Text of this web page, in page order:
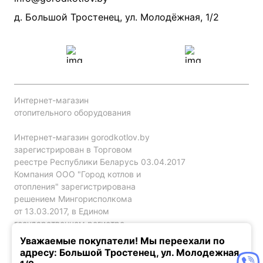
Проект систем отопления
д. Большой Тростенец, ул. Молодёжная, 1/2
Интернет-магазин
отопительного оборудования
Интернет-магазин gorodkotlov.by
зарегистрирован в Торговом
реестре Республики Беларусь 03.04.2017
Компания ООО "Город котлов и
отопления" зарегистрирована
решением Мингорисполкома
от 13.03.2017, в Едином
государственном регистре
юр. лиц и индивидуальных
предпринимателей за №192786120.
Уважаемые покупатели! Мы переехали по
адресу: Большой Тростенец, ул. Молодежная,